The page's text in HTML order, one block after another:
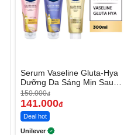
Serum Vaseline Gluta-Hya
Dưỡng Da Sáng Mịn Sau 7
Ngày
150.000đ
141.000đ
Deal hot
Unilever